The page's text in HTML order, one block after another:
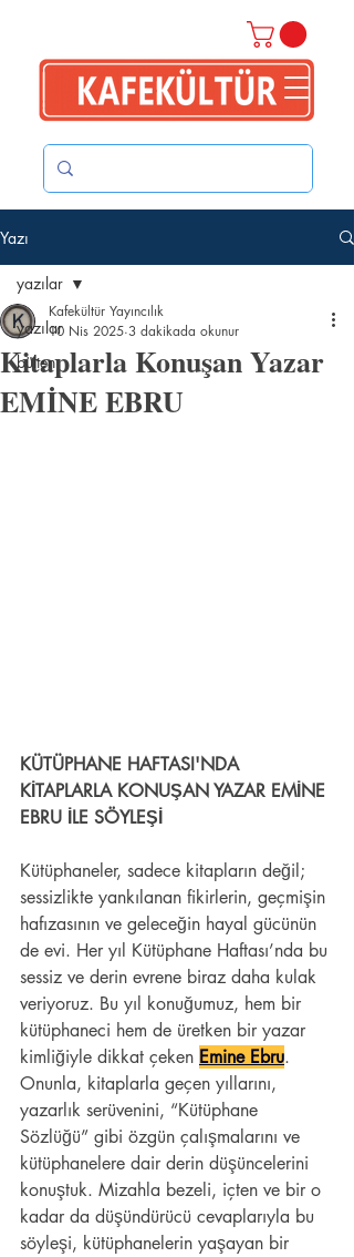
Yazı
yazılar
bülten
yazılar
Kitaplarla Konuşan Yazar
EMİNE EBRU
Kafekültür Yayıncılık
10 Nis 2025 3 dakikada okunur
KÜTÜPHANE HAFTASI'NDA
KİTAPLARLA KONUŞAN YAZAR EMİNE
EBRU İLE SÖYLEŞİ
Kütüphaneler, sadece kitapların değil;
sessizlikte yankılanan fikirlerin, geçmişin
hafızasının ve geleceğin hayal gücünün
de evi. Her yıl Kütüphane Haftası’nda bu
sessiz ve derin evrene biraz daha kulak
veriyoruz. Bu yıl konuğumuz, hem bir
kütüphaneci hem de üretken bir yazar
kimliğiyle dikkat çeken Emine Ebru.
Onunla, kitaplarla geçen yıllarını,
yazarlık serüvenini, “Kütüphane
Sözlüğü” gibi özgün çalışmalarını ve
kütüphanelere dair derin düşüncelerini
konuştuk. Mizahla bezeli, içten ve bir o
kadar da düşündürücü cevaplarıyla bu
söyleşi, kütüphanelerin yaşayan bir